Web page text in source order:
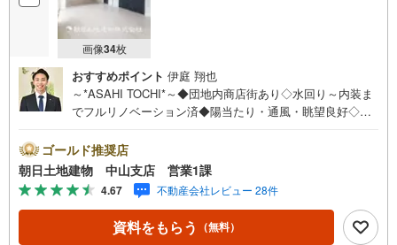
画像34枚
おすすめポイント 伊庭 翔也
～*ASAHI TOCHI*～◆団地内商店街あり◇水回り～内装ま
でフルリノベーション済◆陽当たり・通風・眺望良好◇周
き風呂* * * * 住まい、安心のおとりつぎ * * * *おかげさまで
42周年を迎えることができました♪ご成約件数7万件達成!!
☆当日のご見学も対応可能です！☆JR横浜線「中山」駅徒
歩1分！☆ご予約は『朝日土地建物中山店』まで！朝日土地
建物グループは地域密着を合言葉に全13店舗でその地域No.
1を目指しております。広告掲載していない物件も多数ござ
ゴールド推奨店
朝日土地建物 中山支店 営業1課
4.67 不動産会社レビュー 28件
資料をもらう （無料）